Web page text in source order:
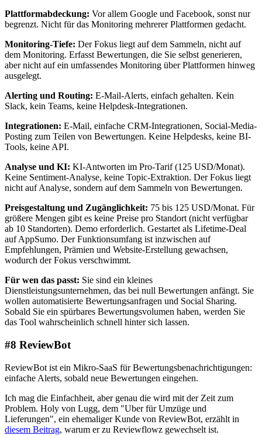
Plattformabdeckung: Vor allem Google und Facebook, sonst nur
begrenzt. Nicht für das Monitoring mehrerer Plattformen gedacht.
Monitoring-Tiefe: Der Fokus liegt auf dem Sammeln, nicht auf
dem Monitoring. Erfasst Bewertungen, die Sie selbst generieren,
aber nicht auf ein umfassendes Monitoring über Plattformen hinweg
ausgelegt.
Alerting und Routing: E-Mail-Alerts, einfach gehalten. Kein
Slack, kein Teams, keine Helpdesk-Integrationen.
Integrationen: E-Mail, einfache CRM-Integrationen, Social-Media-
Posting zum Teilen von Bewertungen. Keine Helpdesks, keine BI-
Tools, keine API.
Analyse und KI: KI-Antworten im Pro-Tarif (125 USD/Monat).
Keine Sentiment-Analyse, keine Topic-Extraktion. Der Fokus liegt
nicht auf Analyse, sondern auf dem Sammeln von Bewertungen.
Preisgestaltung und Zugänglichkeit: 75 bis 125 USD/Monat. Für
größere Mengen gibt es keine Preise pro Standort (nicht verfügbar
ab 10 Standorten). Demo erforderlich. Gestartet als Lifetime-Deal
auf AppSumo. Der Funktionsumfang ist inzwischen auf
Empfehlungen, Prämien und Website-Erstellung gewachsen,
wodurch der Fokus verschwimmt.
Für wen das passt: Sie sind ein kleines
Dienstleistungsunternehmen, das bei null Bewertungen anfängt. Sie
wollen automatisierte Bewertungsanfragen und Social Sharing.
Sobald Sie ein spürbares Bewertungsvolumen haben, werden Sie
das Tool wahrscheinlich schnell hinter sich lassen.
#8 ReviewBot
ReviewBot ist ein Mikro-SaaS für Bewertungsbenachrichtigungen:
einfache Alerts, sobald neue Bewertungen eingehen.
Ich mag die Einfachheit, aber genau die wird mit der Zeit zum
Problem. Holy von Lugg, dem "Uber für Umzüge und
Lieferungen", ein ehemaliger Kunde von ReviewBot, erzählt in
diesem Beitrag, warum er zu Reviewflowz gewechselt ist.